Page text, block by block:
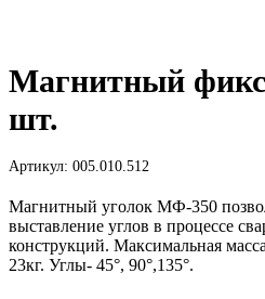
Магнитный
шт.
Артикул: 005.010.512
Магнитный уголок МФ-350
выставление углов в процессе
конструкций. Максимальная
23кг. Углы- 45°, 90°,135°.